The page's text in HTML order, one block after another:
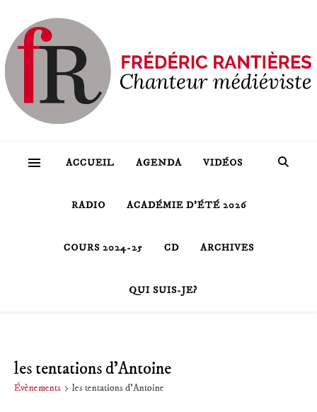
ACCUEIL AGENDA VIDÉOS
RADIO ACADÉMIE D’ÉTÉ 2026
COURS 2024-25 CD ARCHIVES
QUI SUIS-JE?
les tentations d'Antoine
Évènements les tentations d'Antoine